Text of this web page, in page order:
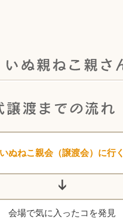
いぬねこ親会（譲渡会）に行く
会場で気に入ったコを発見